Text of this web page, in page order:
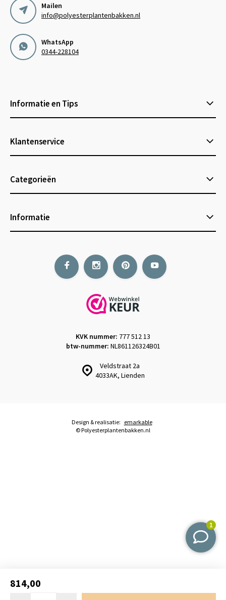
814,00
Mailen
info@polyesterplantenbakken.nl
WhatsApp
0344-228104
Informatie en Tips
Klantenservice
Categorieën
Informatie
Veldstraat 2a
4033AK, Lienden
KVK nummer: 777 512 13
btw-nummer: NL861126324B01
© Polyesterplantenbakken.nl
Design & realisatie: emarkable